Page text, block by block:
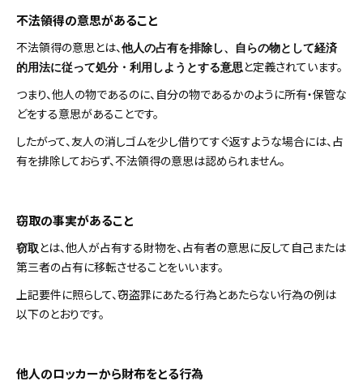
不法領得の意思があること
不法領得の意思とは、他人の占有を排除し、自らの物として経済
的用法に従って処分・利用しようとする意思と定義されています。
つまり、他人の物であるのに、自分の物であるかのように所有・保管な
どをする意思があることです。
したがって、友人の消しゴムを少し借りてすぐ返すような場合には、占
有を排除しておらず、不法領得の意思は認められません。
窃取の事実があること
窃取 とは、他人が占有する財物を、占有者の意思に反して自己または
第三者の占有に移転させることをいいます。
上記要件に照らして、窃盗罪にあたる行為とあたらない行為の例は
以下のとおりです。
他人のロッカーから財布をとる行為